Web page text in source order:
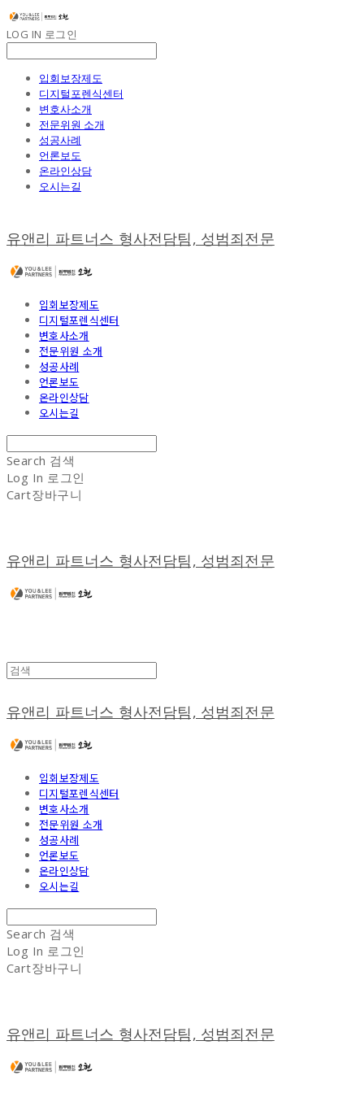
LOG IN 로그인
입회보장제도
디지털포렌식센터
변호사소개
전문위원 소개
성공사례
언론보도
온라인상담
오시는길
유앤리 파트너스 형사전담팀, 성범죄전문
입회보장제도
디지털포렌식센터
변호사소개
전문위원 소개
성공사례
언론보도
온라인상담
오시는길
Search 검색
Log In 로그인
Cart장바구니
유앤리 파트너스 형사전담팀, 성범죄전문
유앤리 파트너스 형사전담팀, 성범죄전문
입회보장제도
디지털포렌식센터
변호사소개
전문위원 소개
성공사례
언론보도
온라인상담
오시는길
Search 검색
Log In 로그인
Cart장바구니
유앤리 파트너스 형사전담팀, 성범죄전문